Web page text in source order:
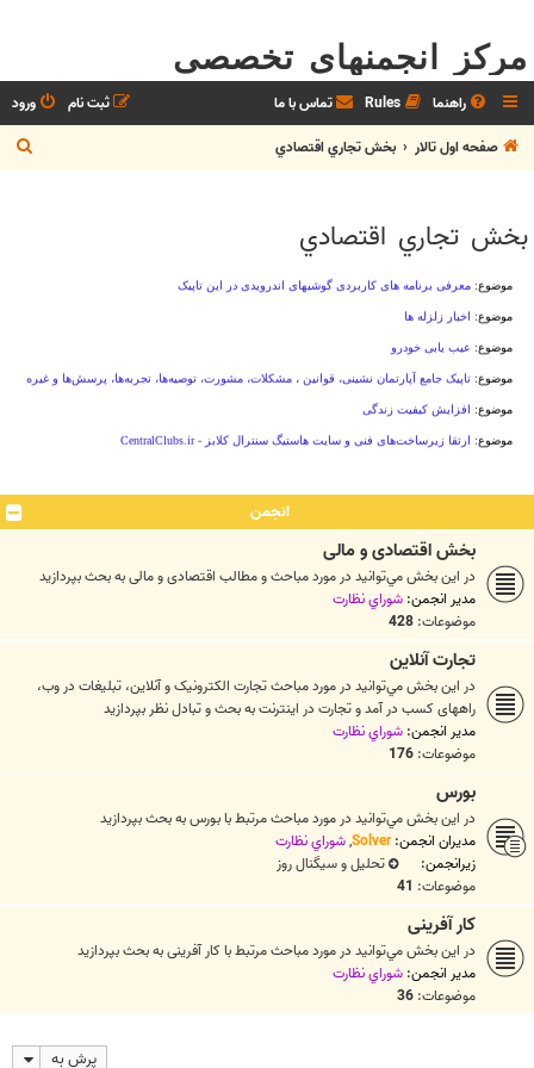
مرکز انجمنهای تخصصی
راهنما Rules تماس با ما ورود
ثبت نام
صفحه اول تالار
بخش تجاري اقتصادي
س
بخش تجاري اقتصادي
انجمن
بخش اقتصادی و مالی
در اين بخش مي‌توانيد در مورد مباحث و مطالب اقتصادی و مالی به بحث بپردازيد
مدیر انجمن: شوراي نظارت
موضوعات: 428
تجارت آنلاين
در اين بخش مي‌توانيد در مورد مباحث تجارت الکترونيک و آنلاين، تبلیغات در وب،
راههای کسب در آمد و تجارت در اینترنت به بحث و تبادل نظر بپردازيد
مدیر انجمن: شوراي نظارت
موضوعات: 176
بورس
در اين بخش مي‌توانيد در مورد مباحث مرتبط با بورس به بحث بپردازيد
مدیران انجمن: Solver
,شوراي نظارت
زیرانجمن:
تحلیل و سیگنال روز
موضوعات: 41
کار آفرینی
در اين بخش مي‌توانيد در مورد مباحث مرتبط با کار آفرینی به بحث بپردازيد
مدیر انجمن: شوراي نظارت
موضوعات: 36
پرش به